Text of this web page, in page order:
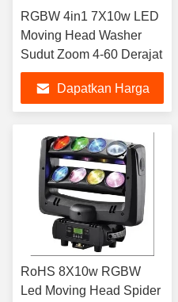
RGBW 4in1 7X10w LED
Moving Head Washer
Sudut Zoom 4-60 Derajat
Dapatkan Harga
RoHS 8X10w RGBW
Led Moving Head Spider